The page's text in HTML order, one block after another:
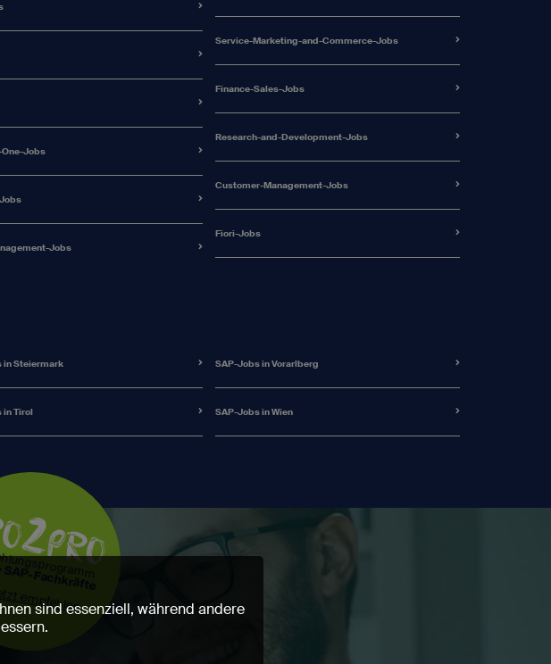
Jobs
Jobs
Service-Marketing-and-Commerce-Jobs
Finance-Sales-Jobs
Research-and-Development-Jobs
Customer-Management-Jobs
Fiori-Jobs
in Steiermark
in Tirol
SAP-Jobs in Vorarlberg
SAP-Jobs in Wien
SAP-Fachkräfte
empfehlen
sind essenziell, während andere